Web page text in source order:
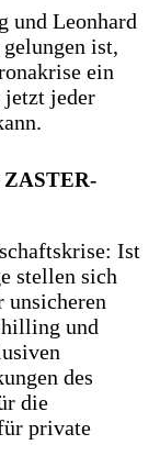
und Leonhard
ist,
ein
jetzt jeder
ZASTER-
Ist
stellen sich
unsicheren
und
des
die
private